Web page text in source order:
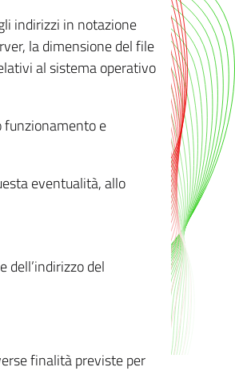
indirizzi in notazione
la dimensione del file
al sistema operativo
funzionamento e
eventualità, allo
dell’indirizzo del
finalità previste per